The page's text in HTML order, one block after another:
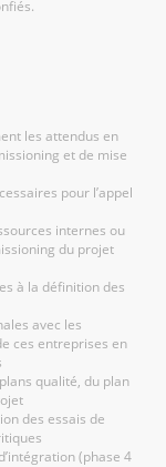
les attendus en
et de mise
pour l’appel
internes ou
du projet
à la définition des
avec les
ces entreprises en
qualité, du plan
des essais de
(phase 4